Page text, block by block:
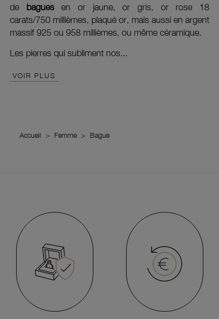
de baguesen or jaune, or gris, or rose 18
carats/750 millièmes, plaqué or, mais aussi en argent
massif 925 ou 958 millièmes, ou même céramique.
Les pierres qui subliment nos...
VOIR PLUS
Accueil Femme Bague